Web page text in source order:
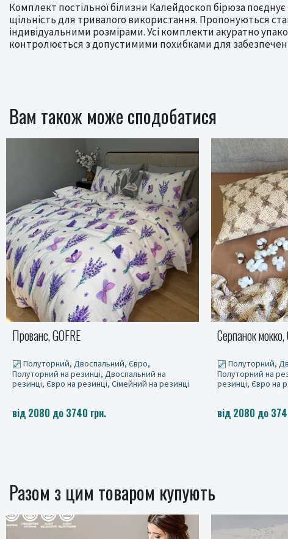
Комплект постільної білизни Калейдоскоп бірюза
щільність для тривалого використання. Пропонуються
індивідуальними розмірами. Усі комплекти акуратно
контролюється з допустимими похибками для
Вам також може сподобатися
Серпанок мокко, GOFRE DUO
Полуторний, Двоспальний, Євро,
Полуторний на резинці, Двоспальний на
резинці, Євро на резинці, Сімейний на резинці
від 2080 до 3740 грн.
Новинка
Ягуар, GOFRE
Полуторний,
Полуторний на
резинці, Євро на
від 2080 до
Разом з цим товаром купують